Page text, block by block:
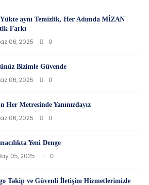
aynı Temizlik, Her Adımda MİZAN
Farkı
06, 2025 0
Bizimle Güvende
06, 2025 0
Her Metresinde Yanınızdayız
06, 2025 0
Yeni Denge
05, 2025 0
Takip ve Güvenli İletişim Hizmetlerimizle